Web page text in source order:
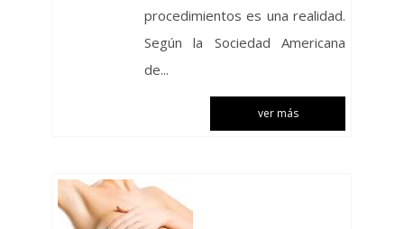
procedimientos es una realidad.
Según la Sociedad Americana
de...
ver más